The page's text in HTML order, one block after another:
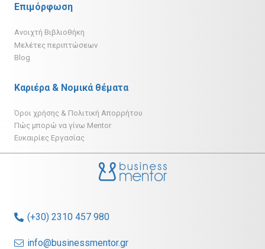
Επιμόρφωση
Ανοιχτή Βιβλιοθήκη
Μελέτες περιπτώσεων
Blog
Καριέρα & Νομικά θέματα
Όροι χρήσης & Πολιτική Απορρήτου
Πώς μπορώ να γίνω Mentor
Ευκαιρίες Εργασίας
(+30) 2310 457 980
info@businessmentor.gr